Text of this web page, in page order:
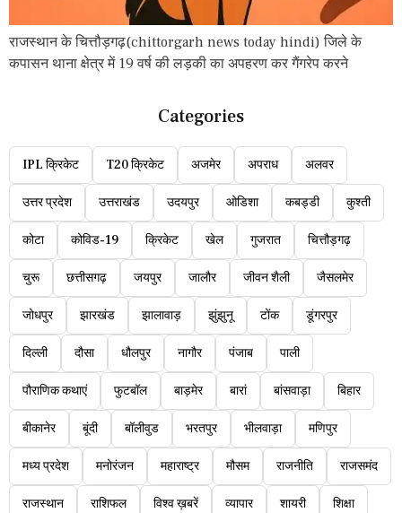
राजस्थान के चित्तौड़गढ़(chittorgarh news today hindi) जिले के
कपासन थाना क्षेत्र में 19 वर्ष की लड़की का अपहरण कर गैंगरेप करने
Categories
IPL क्रिकेट T20 क्रिकेट अजमेर अपराध अलवर
उत्तर प्रदेश उत्तराखंड उदयपुर ओडिशा कबड्डी कुश्ती
कोटा कोविड-19 क्रिकेट खेल गुजरात चित्तौड़गढ़
चुरू छत्तीसगढ़ जयपुर जालौर जीवन शैली जैसलमेर
जोधपुर झारखंड झालावाड़ झुंझुनू टोंक डूंगरपुर
दिल्ली दौसा धौलपुर नागौर पंजाब पाली
पौराणिक कथाएं फुटबॉल बाड़मेर बारां बांसवाड़ा बिहार
बीकानेर बूंदी बॉलीवुड भरतपुर भीलवाड़ा मणिपुर
मध्य प्रदेश मनोरंजन महाराष्ट्र मौसम राजनीति राजसमंद
राजस्थान राशिफल विश्व ख़बरें व्यापार शायरी शिक्षा